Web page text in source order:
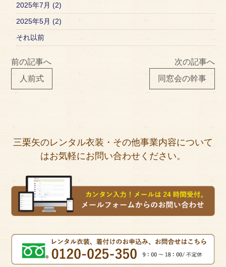
2025年7月 (2)
2025年5月 (2)
それ以前
前の記事へ
人前式
次の記事へ
同窓会の幹事
三栗矢のレンタル衣装・その他事業内容について
はお気軽にお問い合わせください。